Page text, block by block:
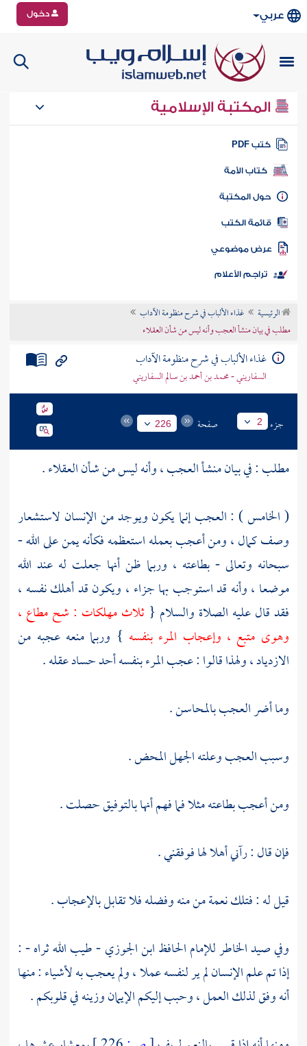
عربي دخول
المكتبة الإسلامية
كتب PDF
كتاب الأمة
المكتبة
الكتب
موضوعي
تراجم الأعلام
الرئيسية
غذاء الألباب في شرح منظومة الآداب
مطلب في بيان منشأ العجب وأنه ليس من شأن العقلاء
غذاء الألباب في شرح منظومة الآداب
السفاريني - محمد بن أحمد بن سالم السفاريني
جزء 2 صفحة 226
مطلب : في بيان منشأ العجب ، وأنه ليس من شأن العقلاء .
( الخامس ) : العجب إنما يكون ويوجد من الإنسان لاستشعار
وصف كمال ، ومن أعجب بعمله استعظمه فكأنه يمن على الله -
سبحانه وتعالى - بطاعته ، وربما ظن أنها جعلت له عند الله
موضعا ، وأنه قد استوجب بها جزاء ، ويكون قد أهلك نفسه ،
فقد قال عليه الصلاة والسلام { ثلاث مهلكات : شح مطاع ،
وهوى متبع ، وإعجاب المرء بنفسه } وربما منعه عجبه من
الازدياد ، ولهذا قالوا : عجب المرء بنفسه أحد حساد عقله .
وما أضر العجب بالمحاسن .
وسبب العجب وعلته الجهل المحض .
ومن أعجب بطاعته مثلا فما فهم أنها بالتوفيق حصلت .
فإن قال : رآني أهلا لها فوفقني .
قيل له : فتلك نعمة من منه وفضله فلا تقابل بالإعجاب .
وفي صيد الخاطر للإمام الحافظابن الجوزي- طيب الله ثراه - :
إذا تم علم الإنسان لم ير لنفسه عملا ، ولم يعجب به لأشياء : منها
أنه وفق لذلك العمل ، وحبب إليكم الإيمان وزينه في قلوبكم .